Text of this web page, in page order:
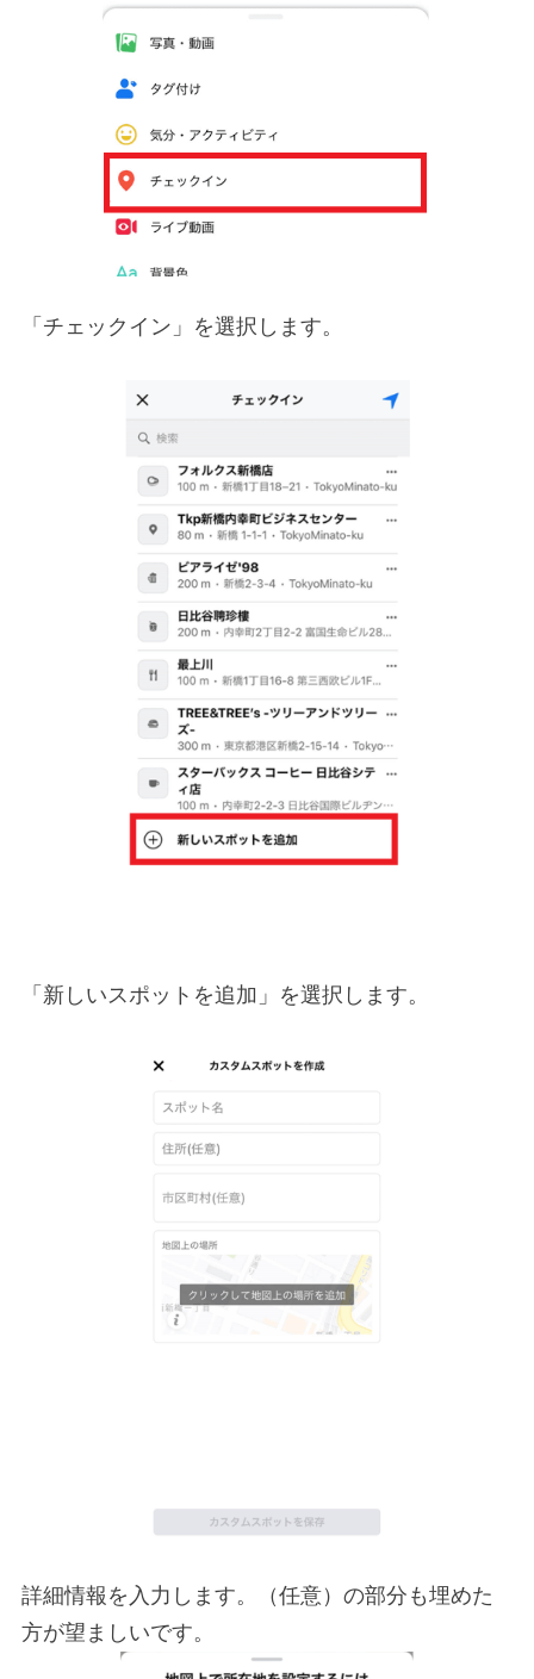
「チェックイン」を選択します。
「新しいスポットを追加」を選択します。
詳細情報を入力します。（任意）の部分も埋めた
方が望ましいです。